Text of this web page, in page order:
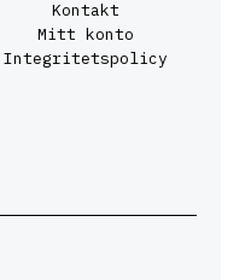
Kontakt
Mitt konto
Integritetspolicy